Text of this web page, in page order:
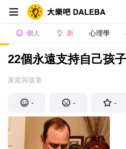
個人 新 心理學
22個永遠支持自己孩
家庭與孩童
- - -